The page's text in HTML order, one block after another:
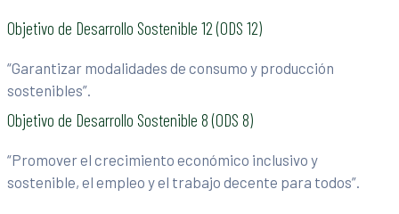
Objetivo de Desarrollo Sostenible 12 (ODS 12)
“Garantizar modalidades de consumo y producción
sostenibles”.
Objetivo de Desarrollo Sostenible 8 (ODS 8)
“Promover el crecimiento económico inclusivo y
sostenible, el empleo y el trabajo decente para todos”.